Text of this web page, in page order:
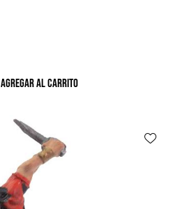
AGREGAR AL CARRITO